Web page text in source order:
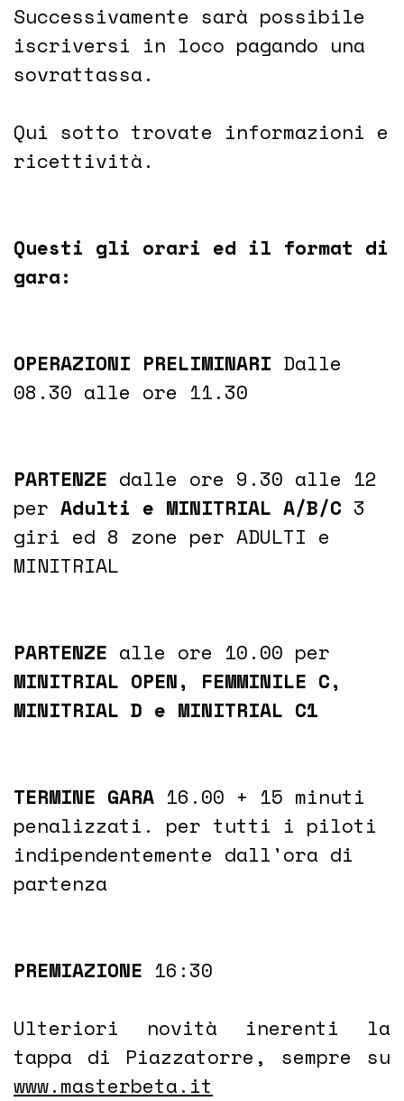
Successivamente sarà possibile
iscriversi in loco pagando una
sovrattassa.
Qui sotto trovate informazioni e
ricettività.
Questi gli orari ed il format di
gara:
OPERAZIONI PRELIMINARI Dalle
08.30 alle ore 11.30
PARTENZE dalle ore 9.30 alle 12
per Adulti e MINITRIAL A/B/C 3
giri ed 8 zone per ADULTI e
MINITRIAL
PARTENZE alle ore 10.00 per
MINITRIAL OPEN, FEMMINILE C,
MINITRIAL D e MINITRIAL C1
TERMINE GARA 16.00 + 15 minuti
penalizzati. per tutti i piloti
indipendentemente dall'ora di
partenza
PREMIAZIONE 16:30
Ulteriori novità inerenti la
tappa di Piazzatorre, sempre su
www.masterbeta.it